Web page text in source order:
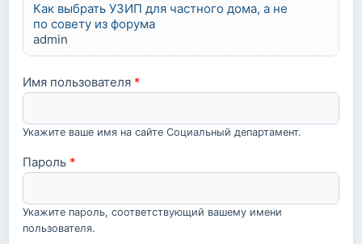
Как выбрать УЗИП для частного дома, а не
по совету из форума
admin
Имя пользователя *
Укажите ваше имя на сайте Социальный департамент.
Пароль *
Укажите пароль, соответствующий вашему имени
пользователя.